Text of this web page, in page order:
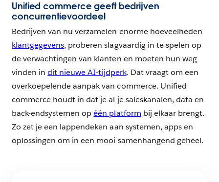
Unified commerce geeft bedrijven
concurrentievoordeel
Bedrijven van nu verzamelen enorme hoeveelheden
klantgegevens, proberen slagvaardig in te spelen op
de verwachtingen van klanten en moeten hun weg
vinden indit nieuwe AI-tijdperk. Dat vraagt om een
overkoepelende aanpak van commerce. Unified
commerce houdt in dat je al je saleskanalen, data en
back-endsystemen opéén platform bij elkaar brengt.
Zo zet je een lappendeken aan systemen, apps en
oplossingen om in een mooi samenhangend geheel.